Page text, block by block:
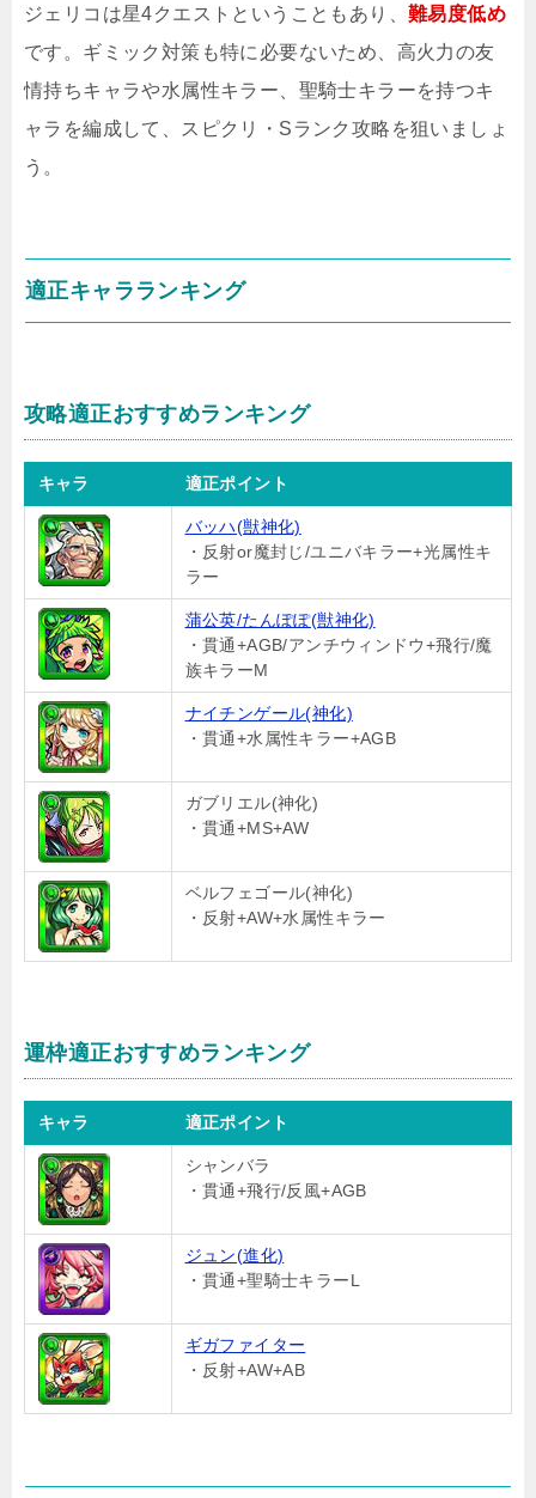
ジェリコは星4クエストということもあり、 難易度低め
です。ギミック対策も特に必要ないため、高火力の友
情持ちキャラや水属性キラー、聖騎士キラーを持つキ
ャラを編成して、スピクリ・Sランク攻略を狙いましょ
う。
適正キャラランキング
攻略適正おすすめランキング
キャラ 適正ポイント
バッハ(獣神化)
・反射or魔封じ/ユニバキラー+光属性キ
ラー
蒲公英/たんぽぽ(獣神化)
・貫通+AGB/アンチウィンドウ+飛行/魔
族キラーM
ナイチンゲール(神化)
・貫通+水属性キラー+AGB
ガブリエル(神化)
・貫通+MS+AW
ベルフェゴール(神化)
・反射+AW+水属性キラー
運枠適正おすすめランキング
キャラ 適正ポイント
シャンバラ
・貫通+飛行/反風+AGB
ジュン(進化)
・貫通+聖騎士キラーL
ギガファイター
・反射+AW+AB